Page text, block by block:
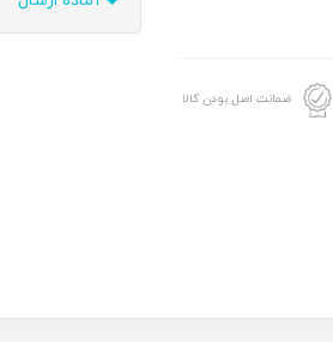
ضمانت اصل بودن کالا